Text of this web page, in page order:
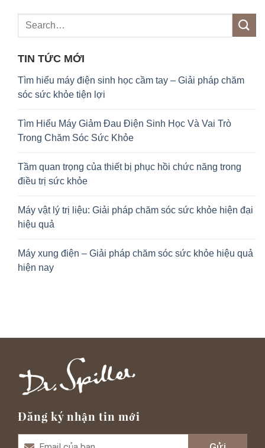
TIN TỨC MỚI
Tìm hiểu máy điện sinh học cầm tay – Giải pháp chăm
sóc sức khỏe tiện lợi
Tìm Hiểu Máy Giảm Đau Điện Sinh Học Và Vai Trò
Trong Chăm Sóc Sức Khỏe
Tầm quan trọng của thiết bị phục hồi chức năng trong
điều trị sức khỏe
Máy vật lý trị liệu: Giải pháp chăm sóc sức khỏe hiện đại
hiệu quả
Máy xung điện – Giải pháp chăm sóc sức khỏe hiệu quả
hiện nay
Đăng ký nhận tin mới